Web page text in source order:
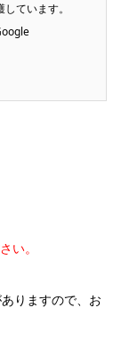
ています。
い。
りますので、お